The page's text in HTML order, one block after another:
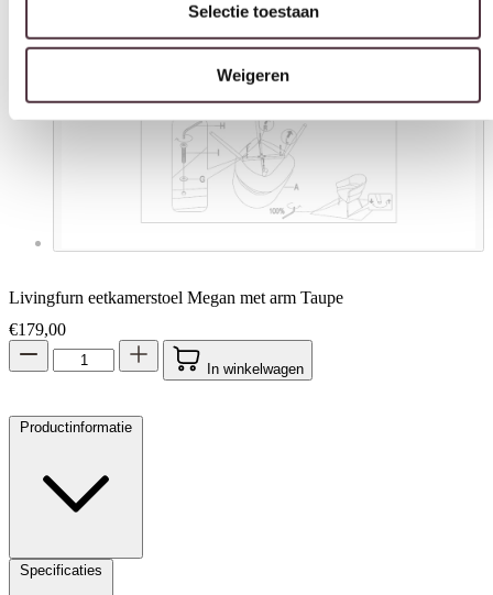
Selectie toestaan
Weigeren
Livingfurn eetkamerstoel Megan met arm Taupe
€179,00
In winkelwagen
Productinformatie
Specificaties